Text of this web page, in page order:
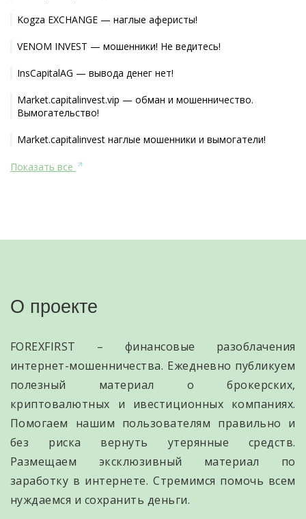
Kogza EXCHANGE — наглые аферисты!
VENOM INVEST — мошенники! Не ведитесь!
InsCapitalAG — вывода денег нет!
Market.capitalinvest.vip — обман и мошенничество.
Вымогательство!
Market.capitalinvest наглые мошенники и вымогатели!
Показать все
О проекте
FOREXFIRST – финансовые разоблачения
интернет-мошенничества. Ежедневно публикуем
полезный материал о брокерских,
криптовалютных и ивестиционных компаниях.
Помогаем нашим пользователям правильно и
без риска вернуть утерянные средств.
Размещаем эксклюзивный материал по
заработку в интернете. Стремимся помочь всем
нуждаемся и сохранить деньги.